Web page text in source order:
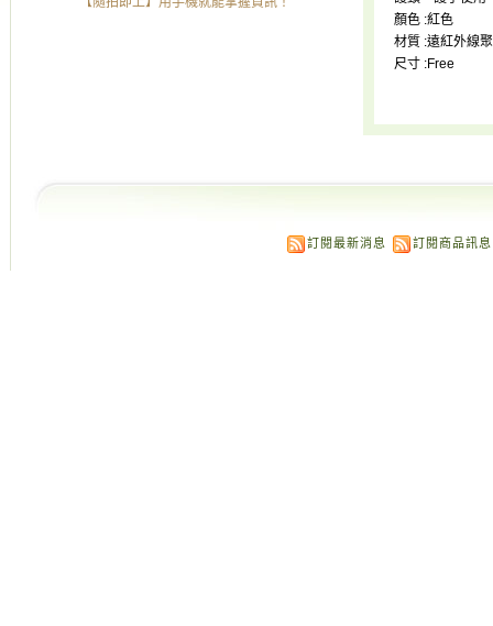
顏色 :紅色
材質 :遠紅外線
尺寸 :Free
訂閱最新消息 訂閱商品訊息